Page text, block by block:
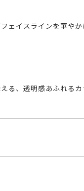
ェイスラインを華やか
る、透明感あふれるカ